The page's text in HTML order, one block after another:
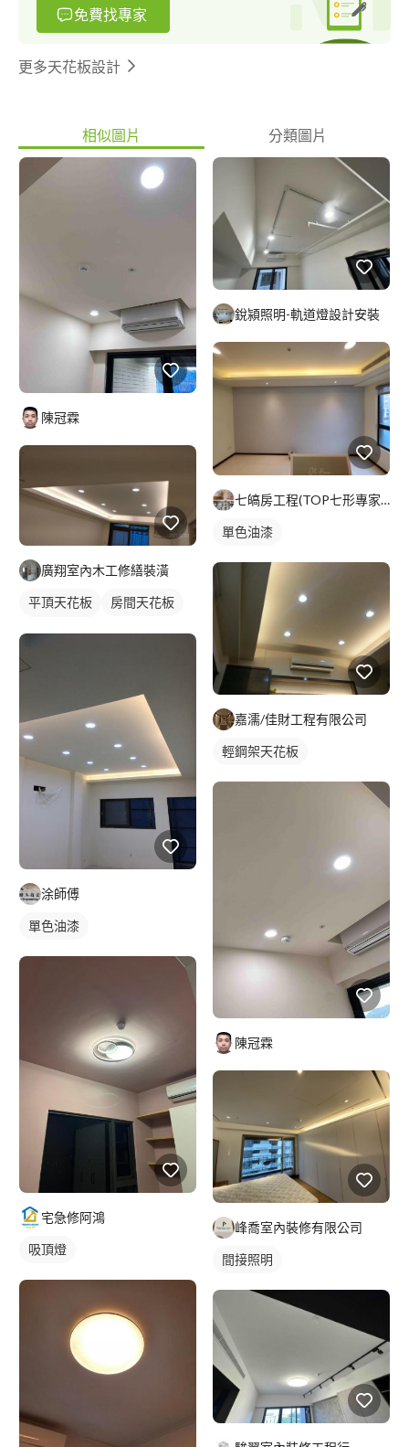
免費找專家
更多天花板設計
相似圖片 分類圖片
陳冠霖
廣翔室內木工修繕裝潢
平頂天花板
房間天花板
涂師傅
單色油漆
宅急修阿鴻
吸頂燈
銳潁照明-軌道燈設計安裝
七皜房工程(TOP七形專家）
單色油漆
嘉濡/佳財工程有限公司
輕鋼架天花板
陳冠霖
峰喬室內裝修有限公司
間接照明